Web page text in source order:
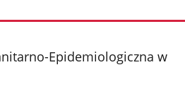
Epidemiologiczna w